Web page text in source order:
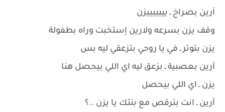
آرين بصراخ ـ يييييييزن
وقف يزن بسرعه ولارين إستخبت وراه بطفولة
يزن بتوتر ـ في يا روحي بتزعقي ليه بس
آرين بعصبية ـ بزعق ليه اي اللي بيحصل هنا
يزن ـ اي اللي بيحصل
آرين ـ انت بترقص مع بنتك يا يزن ..؟